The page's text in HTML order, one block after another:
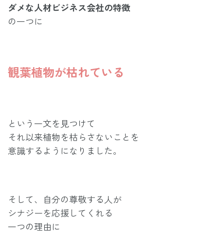
ダメな人材ビジネス会社の特徴
の一つに
観葉植物が枯れている
という一文を見つけて
それ以来植物を枯らさないことを
意識するようになりました。
そして、自分の尊敬する人が
シナジーを応援してくれる
一つの理由に